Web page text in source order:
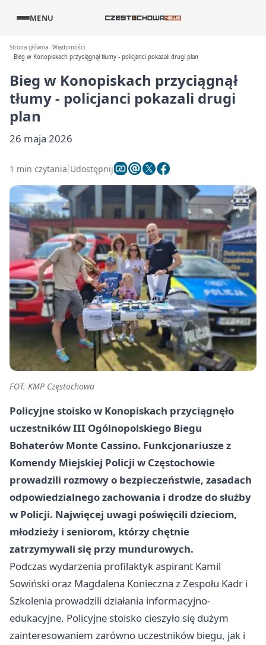
MENU
Strona główna Wiadomości
Bieg w Konopiskach przyciągnął tłumy - policjanci pokazali drugi plan
Bieg w Konopiskach przyciągnął
tłumy - policjanci pokazali drugi
plan
26 maja 2026
1 min czytania Udostępnij
FOT. KMP Częstochowa
Policyjne stoisko w Konopiskach przyciągnęło
uczestników III Ogólnopolskiego Biegu
Bohaterów Monte Cassino. Funkcjonariusze z
Komendy Miejskiej Policji w Częstochowie
prowadzili rozmowy o bezpieczeństwie, zasadach
odpowiedzialnego zachowania i drodze do służby
w Policji. Najwięcej uwagi poświęcili dzieciom,
młodzieży i seniorom, którzy chętnie
zatrzymywali się przy mundurowych.
Podczas wydarzenia profilaktyk aspirant Kamil
Sowiński oraz Magdalena Konieczna z Zespołu Kadr i
Szkolenia prowadzili działania informacyjno-
edukacyjne. Policyjne stoisko cieszyło się dużym
zainteresowaniem zarówno uczestników biegu, jak i